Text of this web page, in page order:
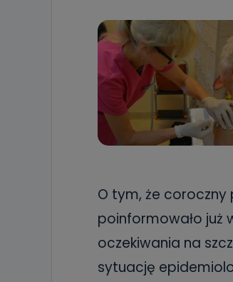
O tym, że
poinformowało już
oczekiwania na
sytuację